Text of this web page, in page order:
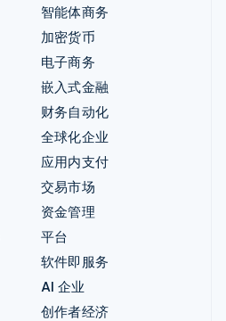
智能体商务
加密货币
电子商务
嵌入式金融
财务自动化
全球化企业
应用内支付
交易市场
资金管理
平台
软件即服务
AI 企业
创作者经济